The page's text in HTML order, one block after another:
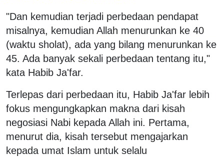
"Dan kemudian terjadi perbedaan pendapat
misalnya, kemudian Allah menurunkan ke 40
(waktu sholat), ada yang bilang menurunkan ke
45. Ada banyak sekali perbedaan tentang itu,"
kata Habib Ja'far.
Terlepas dari perbedaan itu, Habib Ja'far lebih
fokus mengungkapkan makna dari kisah
negosiasi Nabi kepada Allah ini. Pertama,
menurut dia, kisah tersebut mengajarkan
kepada umat Islam untuk selalu